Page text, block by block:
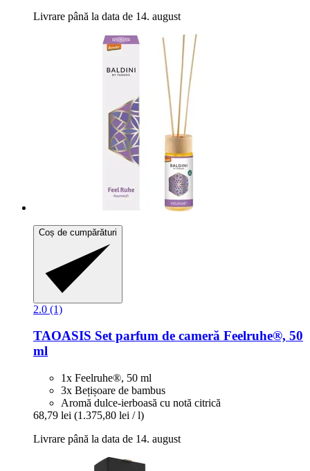
Livrare până la data de 14. august
Coș de cumpărături
2.0 (1)
TAOASIS Set parfum de cameră Feelruhe®, 50
ml
1x Feelruhe®, 50 ml
3x Bețișoare de bambus
Aromă dulce-ierboasă cu notă citrică
68,79 lei (1.375,80 lei / l)
Livrare până la data de 14. august